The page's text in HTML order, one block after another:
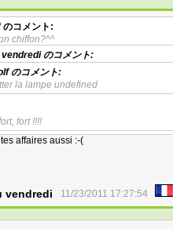
のコメント:
chiffon?^^
vendrediのコメント:
のコメント:
la lampe undefined
fort !!!!
affaires aussi :-(
vendredi 11/23/2011 17:27:54